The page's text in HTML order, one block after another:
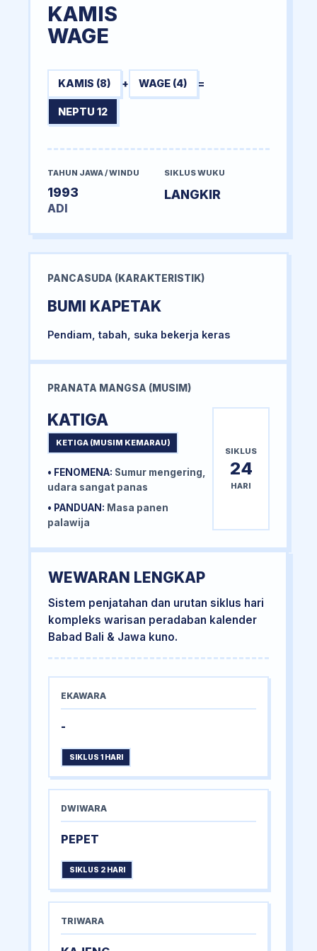
KAMIS
WAGE
KAMIS (8) + WAGE (4) =
NEPTU 12
TAHUN JAWA / WINDU
1993
ADI
SIKLUS WUKU
LANGKIR
PANCASUDA (KARAKTERISTIK)
BUMI KAPETAK
Pendiam, tabah, suka bekerja keras
PRANATA MANGSA (MUSIM)
KATIGA
KETIGA (MUSIM KEMARAU)
• FENOMENA: Sumur mengering,
udara sangat panas
• PANDUAN: Masa panen
palawija
SIKLUS
24
HARI
WEWARAN LENGKAP
Sistem penjatahan dan urutan siklus hari
kompleks warisan peradaban kalender
Babad Bali & Jawa kuno.
EKAWARA
-
SIKLUS 1 HARI
DWIWARA
PEPET
SIKLUS 2 HARI
TRIWARA